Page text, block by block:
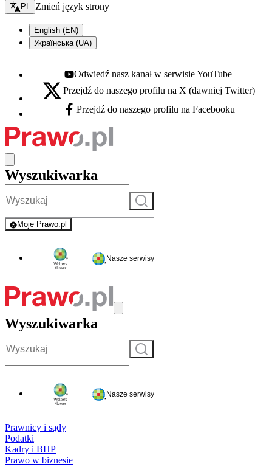
Zmień język - bieżący:
PL Zmień język strony
English (EN)
Українська (UA)
Youtube - otwiera się w nowej karcie
Odwiedź nasz kanał w serwisie YouTube
X - otwiera się w nowej karcie
Przejdź do naszego profilu na X (dawniej Twitter)
Facebook - otwiera się w nowej karcie
Przejdź do naszego profilu na Facebooku
Wyszukiwarka
Szukaj
Moje Prawo.pl
- rejestracja i logowanie do serwisu
Nasze serwisy
Wyszukiwarka
Szukaj
Nasze serwisy
Prawnicy i sądy
Podatki
Kadry i BHP
Prawo w biznesie